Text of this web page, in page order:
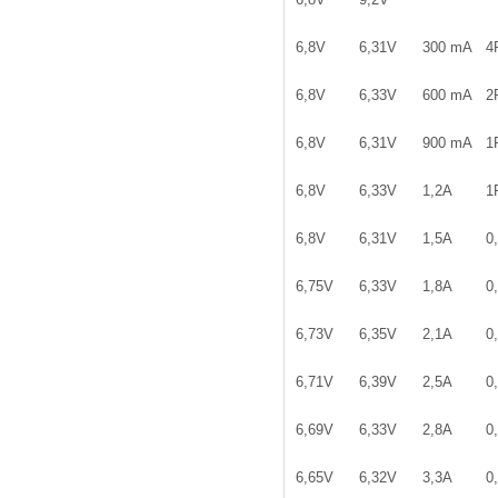
6,8V 6,31V 300 mA
6,8V 6,33V 600 mA
6,8V 6,31V 900 mA
6,8V 6,33V 1,2A
6,8V 6,31V 1,5A
6,75V 6,33V 1,8A
6,73V 6,35V 2,1A
6,71V 6,39V 2,5A
6,69V 6,33V 2,8A
6,65V 6,32V 3,3A